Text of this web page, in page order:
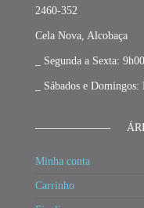
2460-352
Cela Nova, Alcobaça
_ Segunda a Sexta:
_ Sábados e
Minha conta
Carrinho